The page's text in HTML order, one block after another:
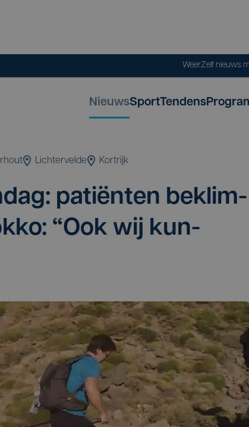
WeerZelf nieuws
NieuwsSportTendens
Lichtervelde Kortrijk
pati­ën­ten beklim­
“Ook wij kun­